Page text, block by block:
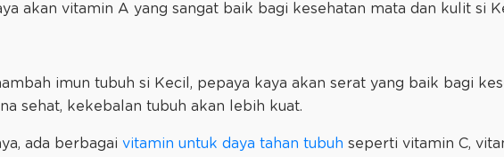
akan vitamin A yang sangat baik bagi kesehatan mata dan kulit si
imun tubuh si Kecil, pepaya kaya akan serat yang baik bagi
sehat, kekebalan tubuh akan lebih kuat.
ada berbagai vitamin untuk daya tahan tubuh seperti vitamin C,